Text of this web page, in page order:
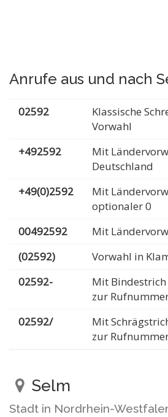
Anrufe aus und nach
02592
Klassische
Vorwahl
+492592
Mit
Deutschland
+49(0)2592
Mit
optionaler 0
00492592
Mit
(02592)
Vorwahl in
02592-
Mit Bindestrich
zur
02592/
Mit
zur
Selm
Stadt in Nordrhein-